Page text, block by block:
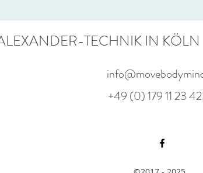
TECHNIK IN KÖLN
+49 (0) 179 11 23